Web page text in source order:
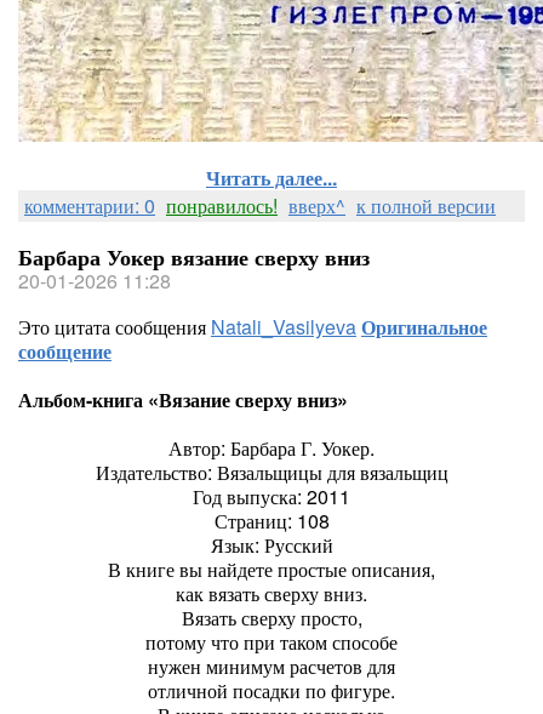
Читать далее...
комментарии: 0 понравилось! вверх^ к полной версии
Барбара Уокер вязание сверху вниз
20-01-2026 11:28
Это цитата сообщения Natali_VasilyevaОригинальное
сообщение
Альбом-книга «Вязание сверху вниз»
Автор: Барбара Г. Уокер.
Издательство: Вязальщицы для вязальщиц
Год выпуска: 2011
Страниц: 108
Язык: Русский
В книге вы найдете простые описания,
как вязать сверху вниз.
Вязать сверху просто,
потому что при таком способе
нужен минимум расчетов для
отличной посадки по фигуре.